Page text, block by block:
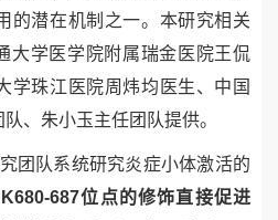
的潜在机制之一。本研究相关
大学医学院附属瑞金医院王侃
学珠江医院周炜均医生、中国
、朱小玉主任团队提供。
团队系统研究炎症小体激活的
K680-687位点的修饰直接促进